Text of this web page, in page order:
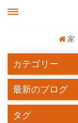
家
カテゴリー
最新のブログ
タグ